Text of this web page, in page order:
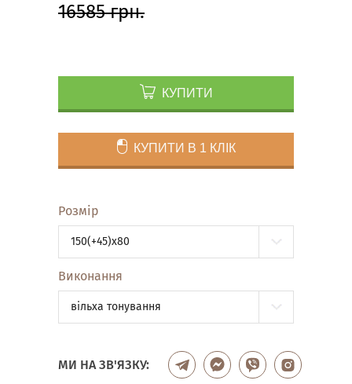
16585 грн.
КУПИТИ
КУПИТИ В 1 КЛІК
Розмір
150(+45)x80
Виконання
вільха тонування
МИ НА ЗВ'ЯЗКУ: